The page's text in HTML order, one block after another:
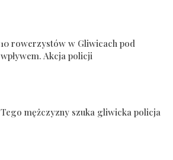
10 rowerzystów w Gliwicach pod
wpływem. Akcja policji
Tego mężczyzny szuka gliwicka policja